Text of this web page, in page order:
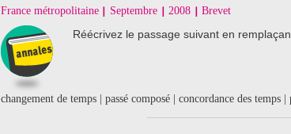
France métropolitaine Septembre 2008 Brevet
Réécrivez le passage suivant en
changement de temps | passé composé | concordance des temps